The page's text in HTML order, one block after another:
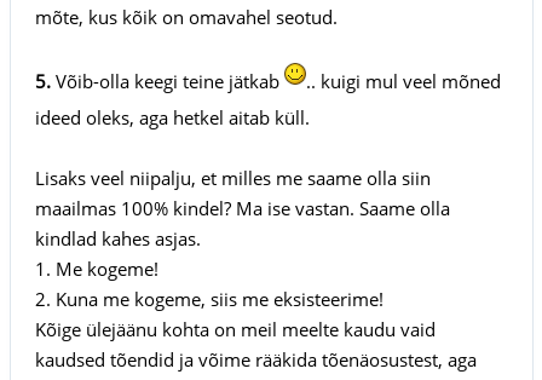
mõte, kus kõik on omavahel seotud.
5.Võib-olla keegi teine jätkab
.. kuigi mul veel mõned
ideed oleks, aga hetkel aitab küll.
Lisaks veel niipalju, et milles me saame olla siin
maailmas 100% kindel? Ma ise vastan. Saame olla
kindlad kahes asjas.
1. Me kogeme!
2. Kuna me kogeme, siis me eksisteerime!
Kõige ülejäänu kohta on meil meelte kaudu vaid
kaudsed tõendid ja võime rääkida tõenäosustest, aga